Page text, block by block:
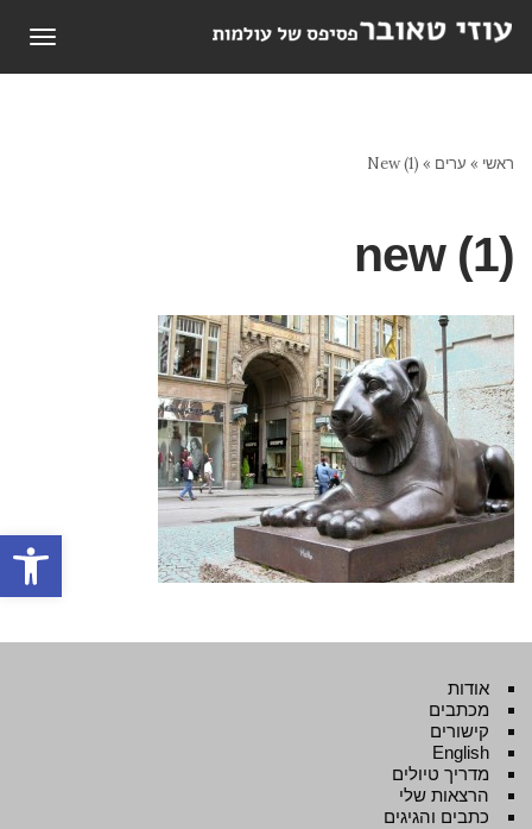
פתח
ראשי » ערים »
New (1)
new (1)
אודות
מכתבים
קישורים
English
מדריך טיולים
הרצאות שלי
כתבים והגיגים